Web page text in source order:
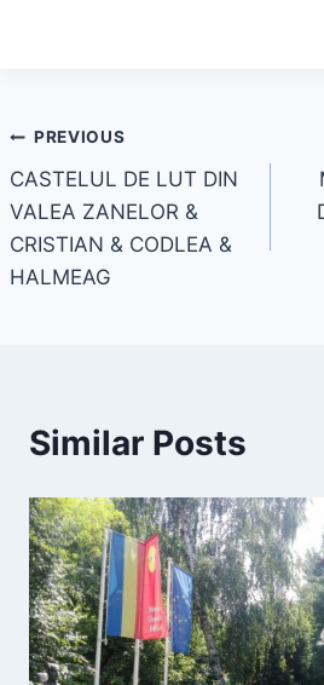
Navigare
în
articole
PREVIOUS
CASTELUL DE LUT DIN
VALEA ZANELOR &
CRISTIAN & CODLEA &
HALMEAG
Similar Posts